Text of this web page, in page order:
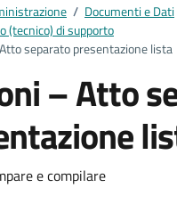
/ Documenti e Dati
(tecnico) di supporto
separato presentazione lista
– Atto
del
e compilare